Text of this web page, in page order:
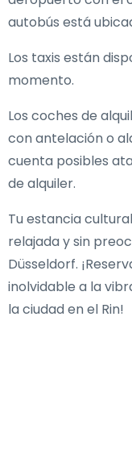
autobús está
Los taxis están
momento.
Los coches de
con antelación o
cuenta posibles
de alquiler.
Tu estancia
relajada y sin
Düsseldorf.
inolvidable a la
la ciudad en el Rin!